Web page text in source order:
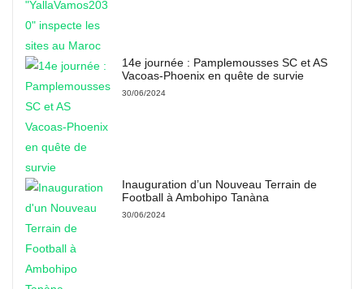
14e journée : Pamplemousses SC et AS
Vacoas-Phoenix en quête de survie
30/06/2024
Inauguration d’un Nouveau Terrain de
Football à Ambohipo Tanàna
30/06/2024